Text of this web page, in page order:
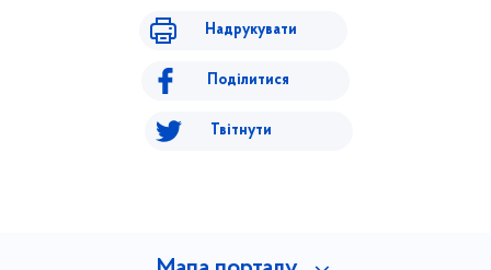
Надрукувати
Поділитися
Твітнути